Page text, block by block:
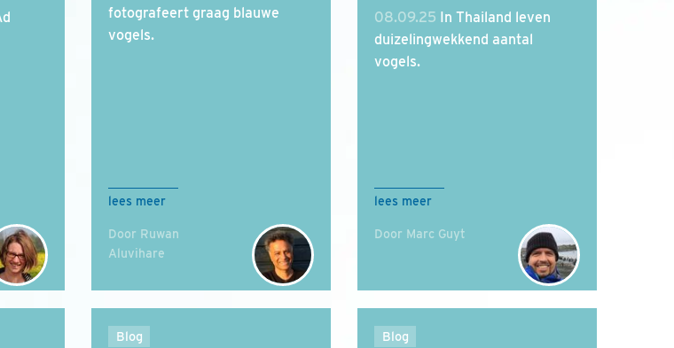
fotografeert graag blauwe
vogels.
lees meer
Door Ruwan
Aluvihare
08.09.25 In Thailand leven
duizelingwekkend aantal
vogels.
lees meer
Door Marc Guyt
Blog Blog